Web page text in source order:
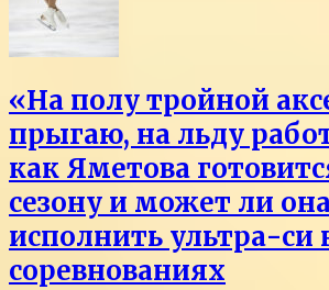
«На полу тройной
прыгаю, на льду
как Яметова
сезону и может ли
исполнить ультра-си
соревнованиях